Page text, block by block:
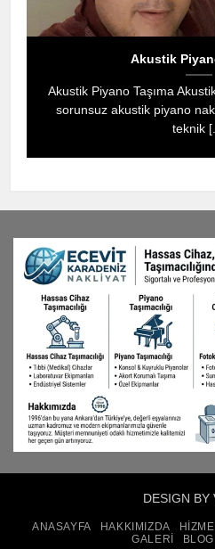
Akustik
Akustik Piyano Taşıma
sorunsuz akustik piyano
teknik
DESIGN BY
ANASAYFA HAKKIMIZDA
GALERI
BLOG